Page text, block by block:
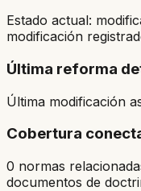
Estado actual:
modificación
Última reforma
Última modificación
Cobertura
0 normas
documentos de